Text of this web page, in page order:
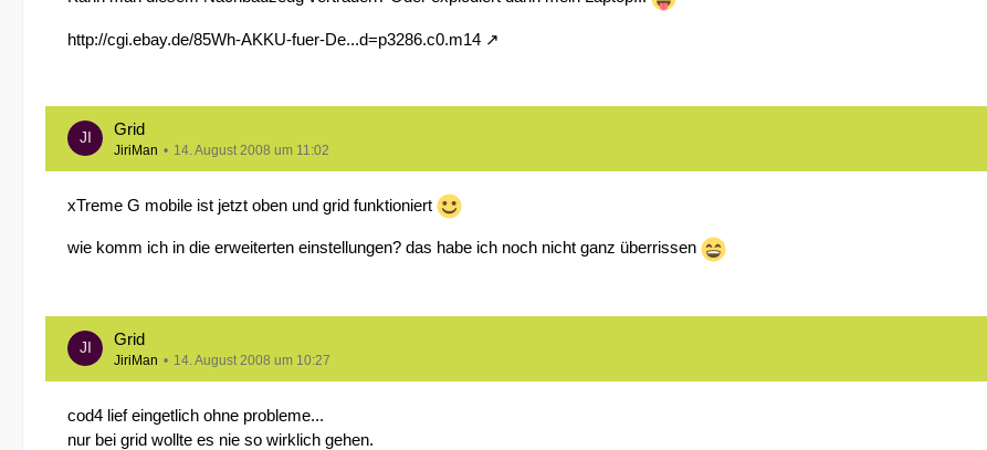
http://cgi.ebay.de/85Wh-AKKU-fuer-De...d=p3286.c0.m14
Grid
JiriMan 14. August 2008 um 11:02
xTreme G mobile ist jetzt oben und grid funktioniert
wie komm ich in die erweiterten einstellungen? das habe ich noch nicht ganz überrissen
Grid
JiriMan 14. August 2008 um 10:27
cod4 lief eingetlich ohne probleme...
nur bei grid wollte es nie so wirklich gehen.